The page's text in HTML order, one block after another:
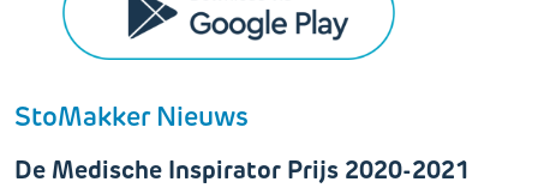
StoMakker Nieuws
De Medische Inspirator Prijs 2020-2021